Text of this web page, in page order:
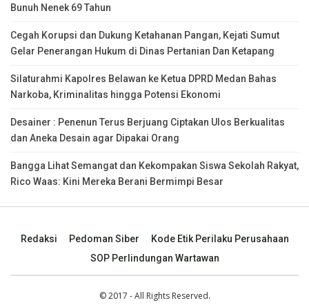
Bunuh Nenek 69 Tahun
Cegah Korupsi dan Dukung Ketahanan Pangan, Kejati Sumut
Gelar Penerangan Hukum di Dinas Pertanian Dan Ketapang
Silaturahmi Kapolres Belawan ke Ketua DPRD Medan Bahas
Narkoba, Kriminalitas hingga Potensi Ekonomi
Desainer : Penenun Terus Berjuang Ciptakan Ulos Berkualitas
dan Aneka Desain agar Dipakai Orang
Bangga Lihat Semangat dan Kekompakan Siswa Sekolah Rakyat,
Rico Waas: Kini Mereka Berani Bermimpi Besar
Redaksi Pedoman Siber
Kode Etik Perilaku Perusahaan
SOP Perlindungan Wartawan
© 2017 - All Rights Reserved.